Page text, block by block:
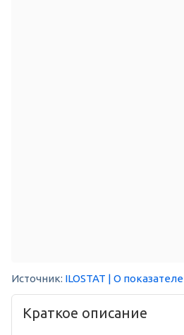
Источник: ILOSTAT | О показателе
Краткое описание